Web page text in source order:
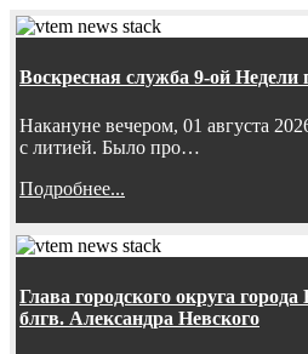
Воскресная служба 9-ой
Накануне вечером, 01 августа
с литией. Было про…
Подробнее...
Глава городского округа
блгв. Александра Невского